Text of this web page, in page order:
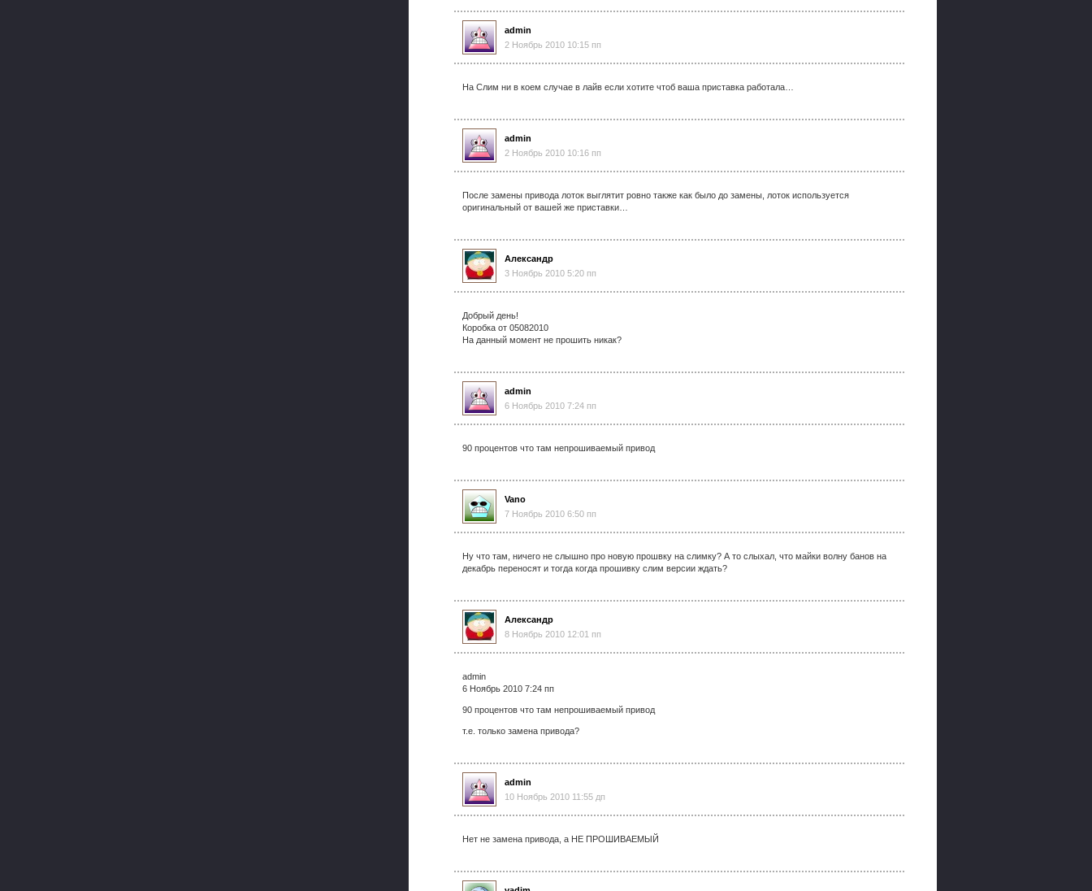
admin
2 Ноябрь 2010 10:15 пп
На Слим ни в коем случае в лайв если хотите чтоб ваша приставка работала…
admin
2 Ноябрь 2010 10:16 пп
После замены привода лоток выглятит ровно также как было до замены, лоток используется
оригинальный от вашей же приставки…
Александр
3 Ноябрь 2010 5:20 пп
Добрый день!
Коробка от 05082010
На данный момент не прошить никак?
admin
6 Ноябрь 2010 7:24 пп
90 процентов что там непрошиваемый привод
Vano
7 Ноябрь 2010 6:50 пп
Ну что там, ничего не слышно про новую прошвку на слимку? А то слыхал, что майки волну банов на
декабрь переносят и тогда когда прошивку слим версии ждать?
Александр
8 Ноябрь 2010 12:01 пп
admin
6 Ноябрь 2010 7:24 пп
90 процентов что там непрошиваемый привод
т.е. только замена привода?
admin
10 Ноябрь 2010 11:55 дп
Нет не замена привода, а НЕ ПРОШИВАЕМЫЙ